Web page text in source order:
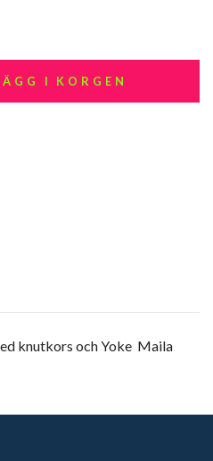
I KORGEN
knutkors och Yoke Maila